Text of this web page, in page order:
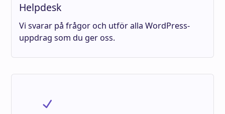
Helpdesk
Vi svarar på frågor och utför alla WordPress-
uppdrag som du ger oss.